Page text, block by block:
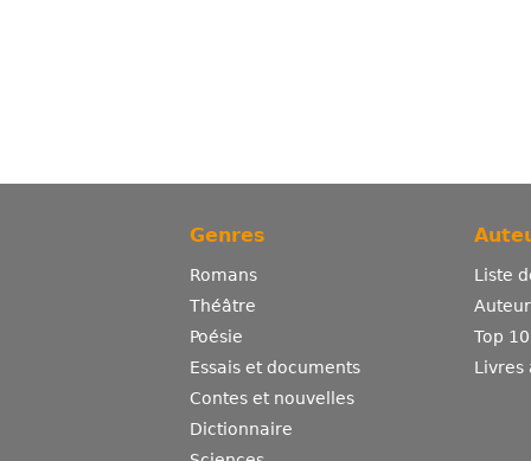
Genres
Romans
Théâtre
Poésie
Essais et documents
Contes et nouvelles
Dictionnaire
Liste
Top
Livres